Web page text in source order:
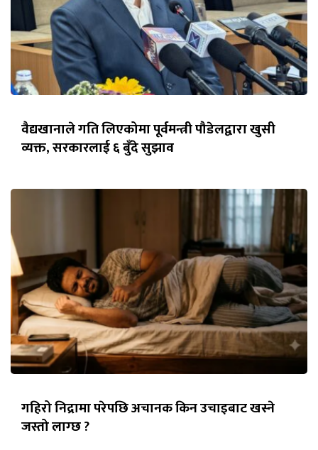
वैद्यखानाले गति लिएकोमा पूर्वमन्त्री पौडेलद्वारा खुसी
व्यक्त, सरकारलाई ६ बुँदे सुझाव
गहिरो निद्रामा परेपछि अचानक किन उचाइबाट खस्ने
जस्तो लाग्छ ?